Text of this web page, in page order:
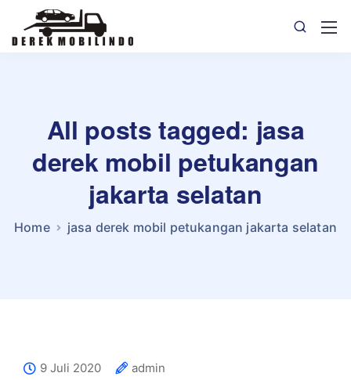
All posts tagged: jasa
derek mobil petukangan
jakarta selatan
Home jasa derek mobil petukangan jakarta selatan
9 Juli 2020
admin